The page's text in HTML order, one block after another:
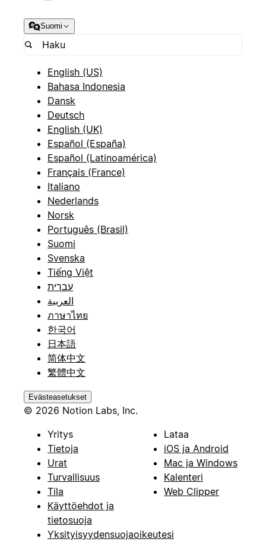
Suomi
English (US)
Bahasa Indonesia
Dansk
Deutsch
English (UK)
Español (España)
Español (Latinoamérica)
Français (France)
Italiano
Nederlands
Norsk
Português (Brasil)
Suomi
Svenska
Tiếng Việt
עברית
العربية
ภาษาไทย
한국어
日本語
简体中文
繁體中文
Evästeasetukset
© 2026 Notion Labs, Inc.
Yritys
Tietoja
Urat
Turvallisuus
Tila
Käyttöehdot ja
tietosuoja
Yksityisyydensuojaoikeutesi
Lataa
iOS ja Android
Mac ja Windows
Kalenteri
Web Clipper